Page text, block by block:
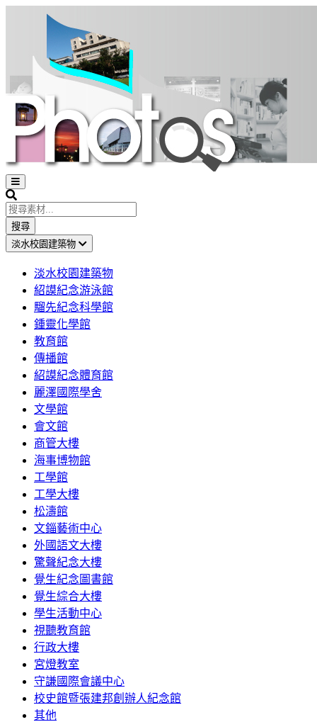
Open
sidebar
Search
搜尋
淡水校園建築物
淡水校園建築物
紹謨紀念游泳館
騮先紀念科學館
鍾靈化學館
教育館
傳播館
紹謨紀念體育館
麗澤國際學舍
文學館
會文館
商管大樓
海事博物館
工學館
工學大樓
松濤館
文錙藝術中心
外國語文大樓
驚聲紀念大樓
覺生紀念圖書館
覺生綜合大樓
學生活動中心
視聽教育館
行政大樓
宮燈教室
守謙國際會議中心
校史館暨張建邦創辦人紀念館
其他